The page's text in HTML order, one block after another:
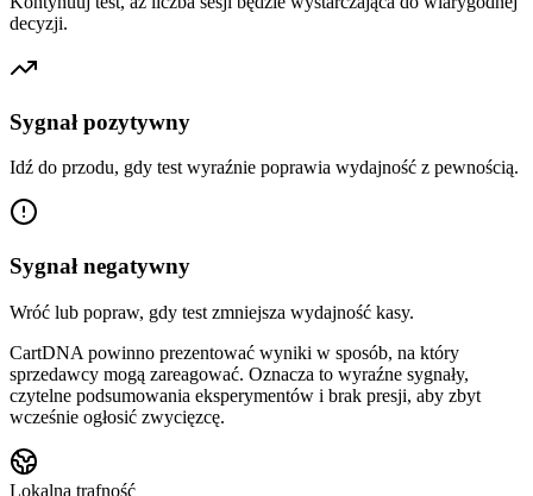
decyzji.
Sygnał pozytywny
Idź do przodu, gdy test wyraźnie poprawia wydajność z pewnością.
Sygnał negatywny
Wróć lub popraw, gdy test zmniejsza wydajność kasy.
CartDNA powinno prezentować wyniki w sposób, na który
sprzedawcy mogą zareagować. Oznacza to wyraźne sygnały,
czytelne podsumowania eksperymentów i brak presji, aby zbyt
wcześnie ogłosić zwycięzcę.
Lokalna trafność